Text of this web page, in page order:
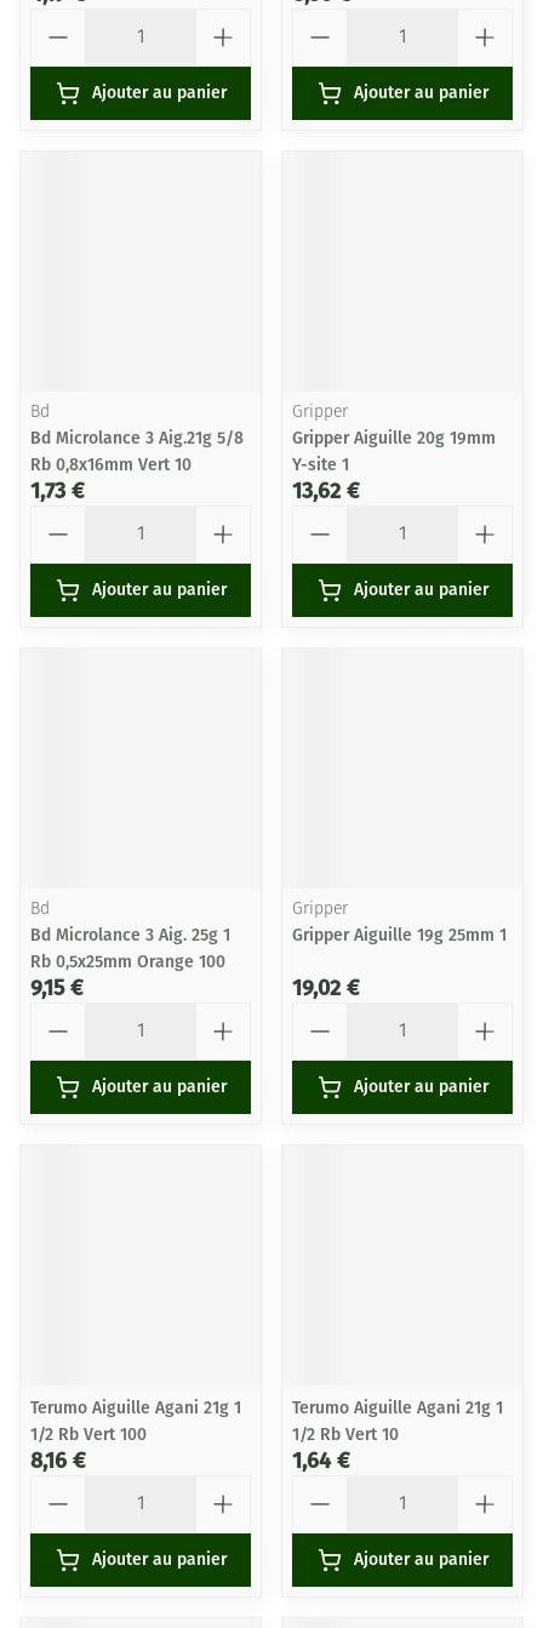
Ajouter au panier Ajouter au panier
Bd
Bd Microlance 3 Aig.21g 5/8
Rb 0,8x16mm Vert 10
1,73 €
Ajouter au panier
Gripper
Gripper Aiguille 20g 19mm
Y-site 1
13,62 €
Ajouter au panier
Bd
Bd Microlance 3 Aig. 25g 1
Rb 0,5x25mm Orange 100
9,15 €
Ajouter au panier
Gripper
Gripper Aiguille 19g 25mm 1
19,02 €
Ajouter au panier
Terumo Aiguille Agani 21g 1
1/2 Rb Vert 100
8,16 €
Ajouter au panier
Terumo Aiguille Agani 21g 1
1/2 Rb Vert 10
1,64 €
Ajouter au panier